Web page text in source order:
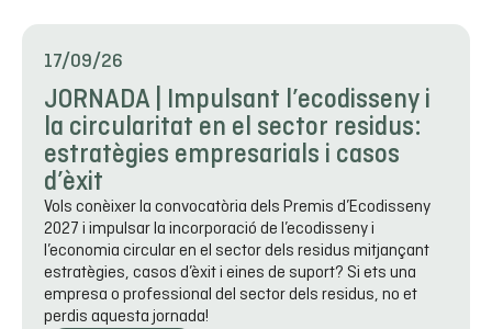
17/09/26
JORNADA | Impulsant l’ecodisseny i
la circularitat en el sector residus:
estratègies empresarials i casos
d’èxit
Vols conèixer la convocatòria dels Premis d’Ecodisseny
2027 i impulsar la incorporació de l’ecodisseny i
l’economia circular en el sector dels residus mitjançant
estratègies, casos d’èxit i eines de suport? Si ets una
empresa o professional del sector dels residus, no et
perdis aquesta jornada!